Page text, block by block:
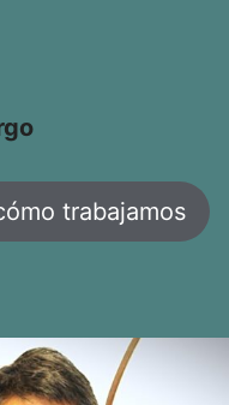
trabajamos